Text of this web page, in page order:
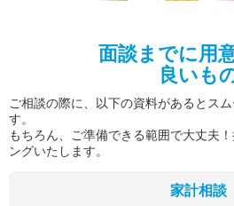
面談までに用
良いも
ご相談の際に、以下の資料があるとス
す。
もちろん、ご準備できる範囲で大丈夫
ングいたします。
家計相談